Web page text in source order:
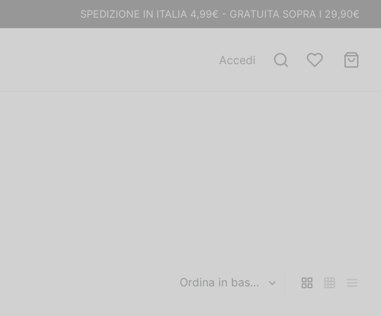
SPEDIZIONE IN ITALIA 4,99€ - GRATUITA SOPRA I 29,90€
Accedi